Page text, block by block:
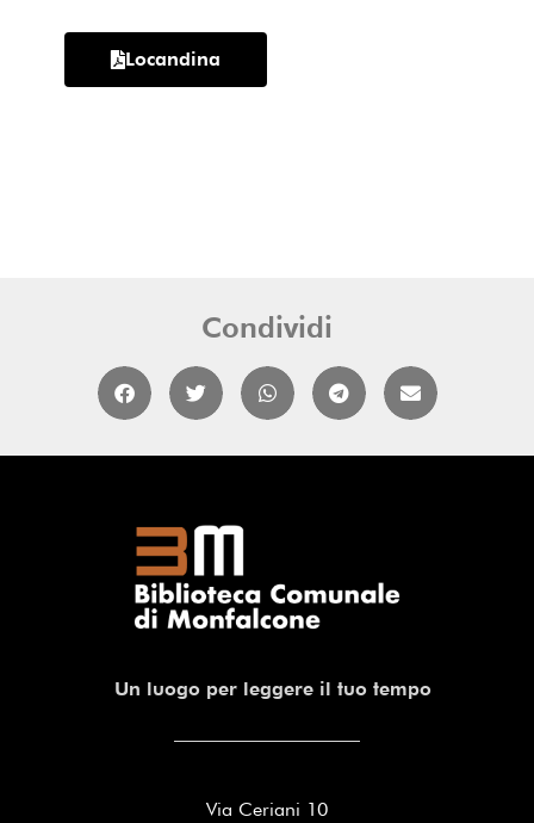
Locandina
Condividi
Un luogo per leggere il tuo tempo
Via Ceriani 10